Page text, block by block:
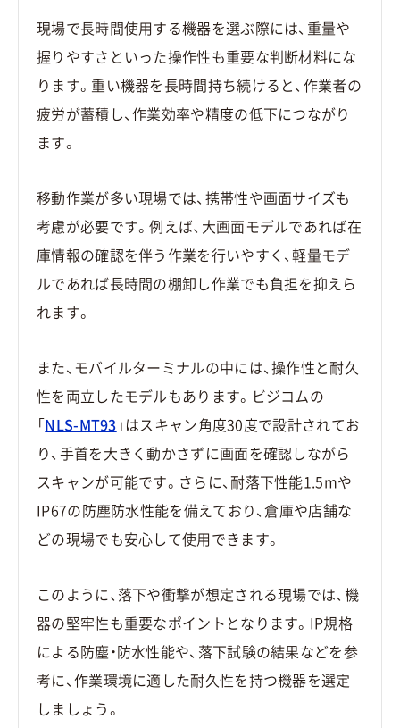
現場で長時間使用する機器を選ぶ際には、重量や
握りやすさといった操作性も重要な判断材料にな
ります。重い機器を長時間持ち続けると、作業者の
疲労が蓄積し、作業効率や精度の低下につながり
ます。
移動作業が多い現場では、携帯性や画面サイズも
考慮が必要です。例えば、大画面モデルであれば在
庫情報の確認を伴う作業を行いやすく、軽量モデ
ルであれば長時間の棚卸し作業でも負担を抑えら
れます。
また、モバイルターミナルの中には、操作性と耐久
性を両立したモデルもあります。ビジコムの
「 NLS-MT93 」はスキャン角度30度で設計されてお
り、手首を大きく動かさずに画面を確認しながら
スキャンが可能です。さらに、耐落下性能1.5mや
IP67の防塵防水性能を備えており、倉庫や店舗な
どの現場でも安心して使用できます。
このように、落下や衝撃が想定される現場では、機
器の堅牢性も重要なポイントとなります。IP規格
による防塵・防水性能や、落下試験の結果などを参
考に、作業環境に適した耐久性を持つ機器を選定
しましょう。